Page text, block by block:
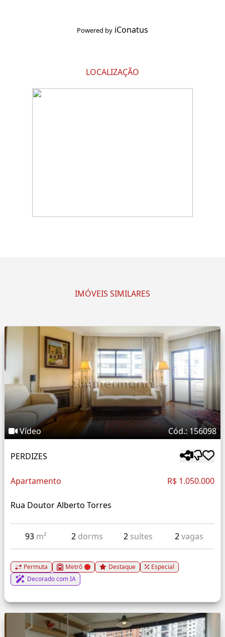
Powered by iConatus
LOCALIZAÇÃO
IMÓVEIS SIMILARES
Vídeo Cód.: 156098
PERDIZES
Apartamento R$ 1.050.000
Rua Doutor Alberto Torres
93 m² 2 dorms 2 suítes 2vagas
Permuta Metrô Destaque
Especial
Decorado com IA